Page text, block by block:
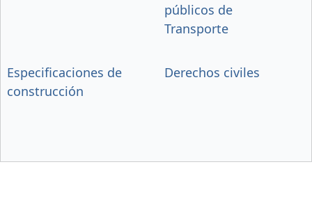
públicos de
Transporte
Especificaciones de
construcción
Derechos civiles